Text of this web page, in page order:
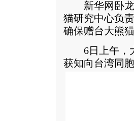
新华网卧龙1
猫研究中心负
确保赠台大熊
6日上午，大
获知向台湾同